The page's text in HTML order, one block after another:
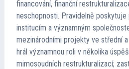
financování, finanční
neschopnosti. Pravidelně poskytuje
institucím a významným
mezinárodními projekty ve střední
hrál významnou roli v několika
mimosoudních restrukturalizací;